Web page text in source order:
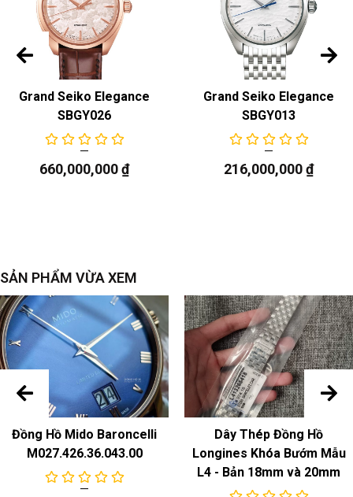
Grand Seiko Elegance
SBGY026
660,000,000₫
Grand Seiko Elegance
SBGY013
216,000,000₫
SẢN PHẨM VỪA XEM
Đồng Hồ Mido Baroncelli
M027.426.36.043.00
Dây Thép Đồng Hồ
Longines Khóa Bướm Mẫu
L4 - Bản 18mm và 20mm